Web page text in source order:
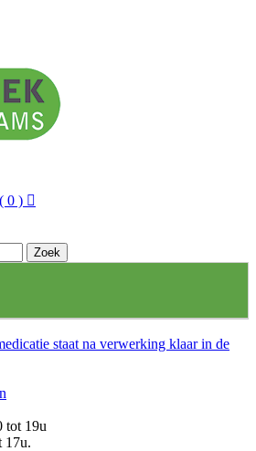
( 0 ) 
Zoek
staat na verwerking klaar in de
tot 19u
17u.